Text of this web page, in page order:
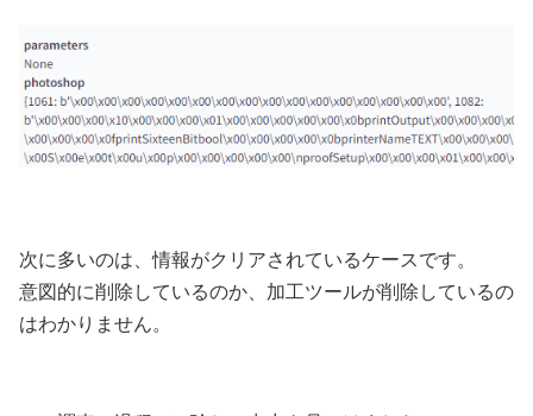
次に多いのは、情報がクリアされているケースです。
意図的に削除しているのか、加工ツールが削除しているの
はわかりません。